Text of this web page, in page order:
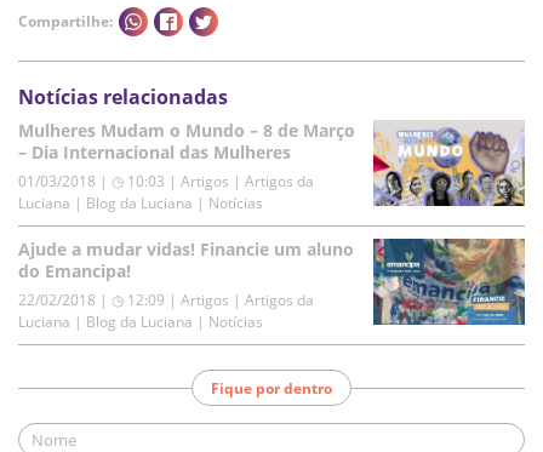
Compartilhe:
Notícias relacionadas
Mulheres Mudam o Mundo – 8 de Março
– Dia Internacional das Mulheres
01/03/2018 | ◷ 10:03 | Artigos | Artigos da
Luciana | Blog da Luciana | Notícias
Ajude a mudar vidas! Financie um aluno
do Emancipa!
22/02/2018 | ◷ 12:09 | Artigos | Artigos da
Luciana | Blog da Luciana | Notícias
Fique por dentro